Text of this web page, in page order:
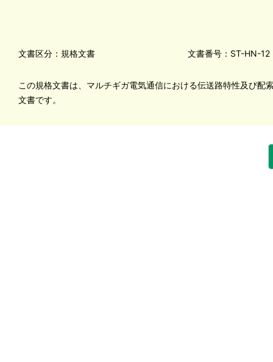
文書区分：規格文書 文書番号：ST-HN-12
この規格文書は、マルチギガ電気通信における伝送路特性及び配
文書です。